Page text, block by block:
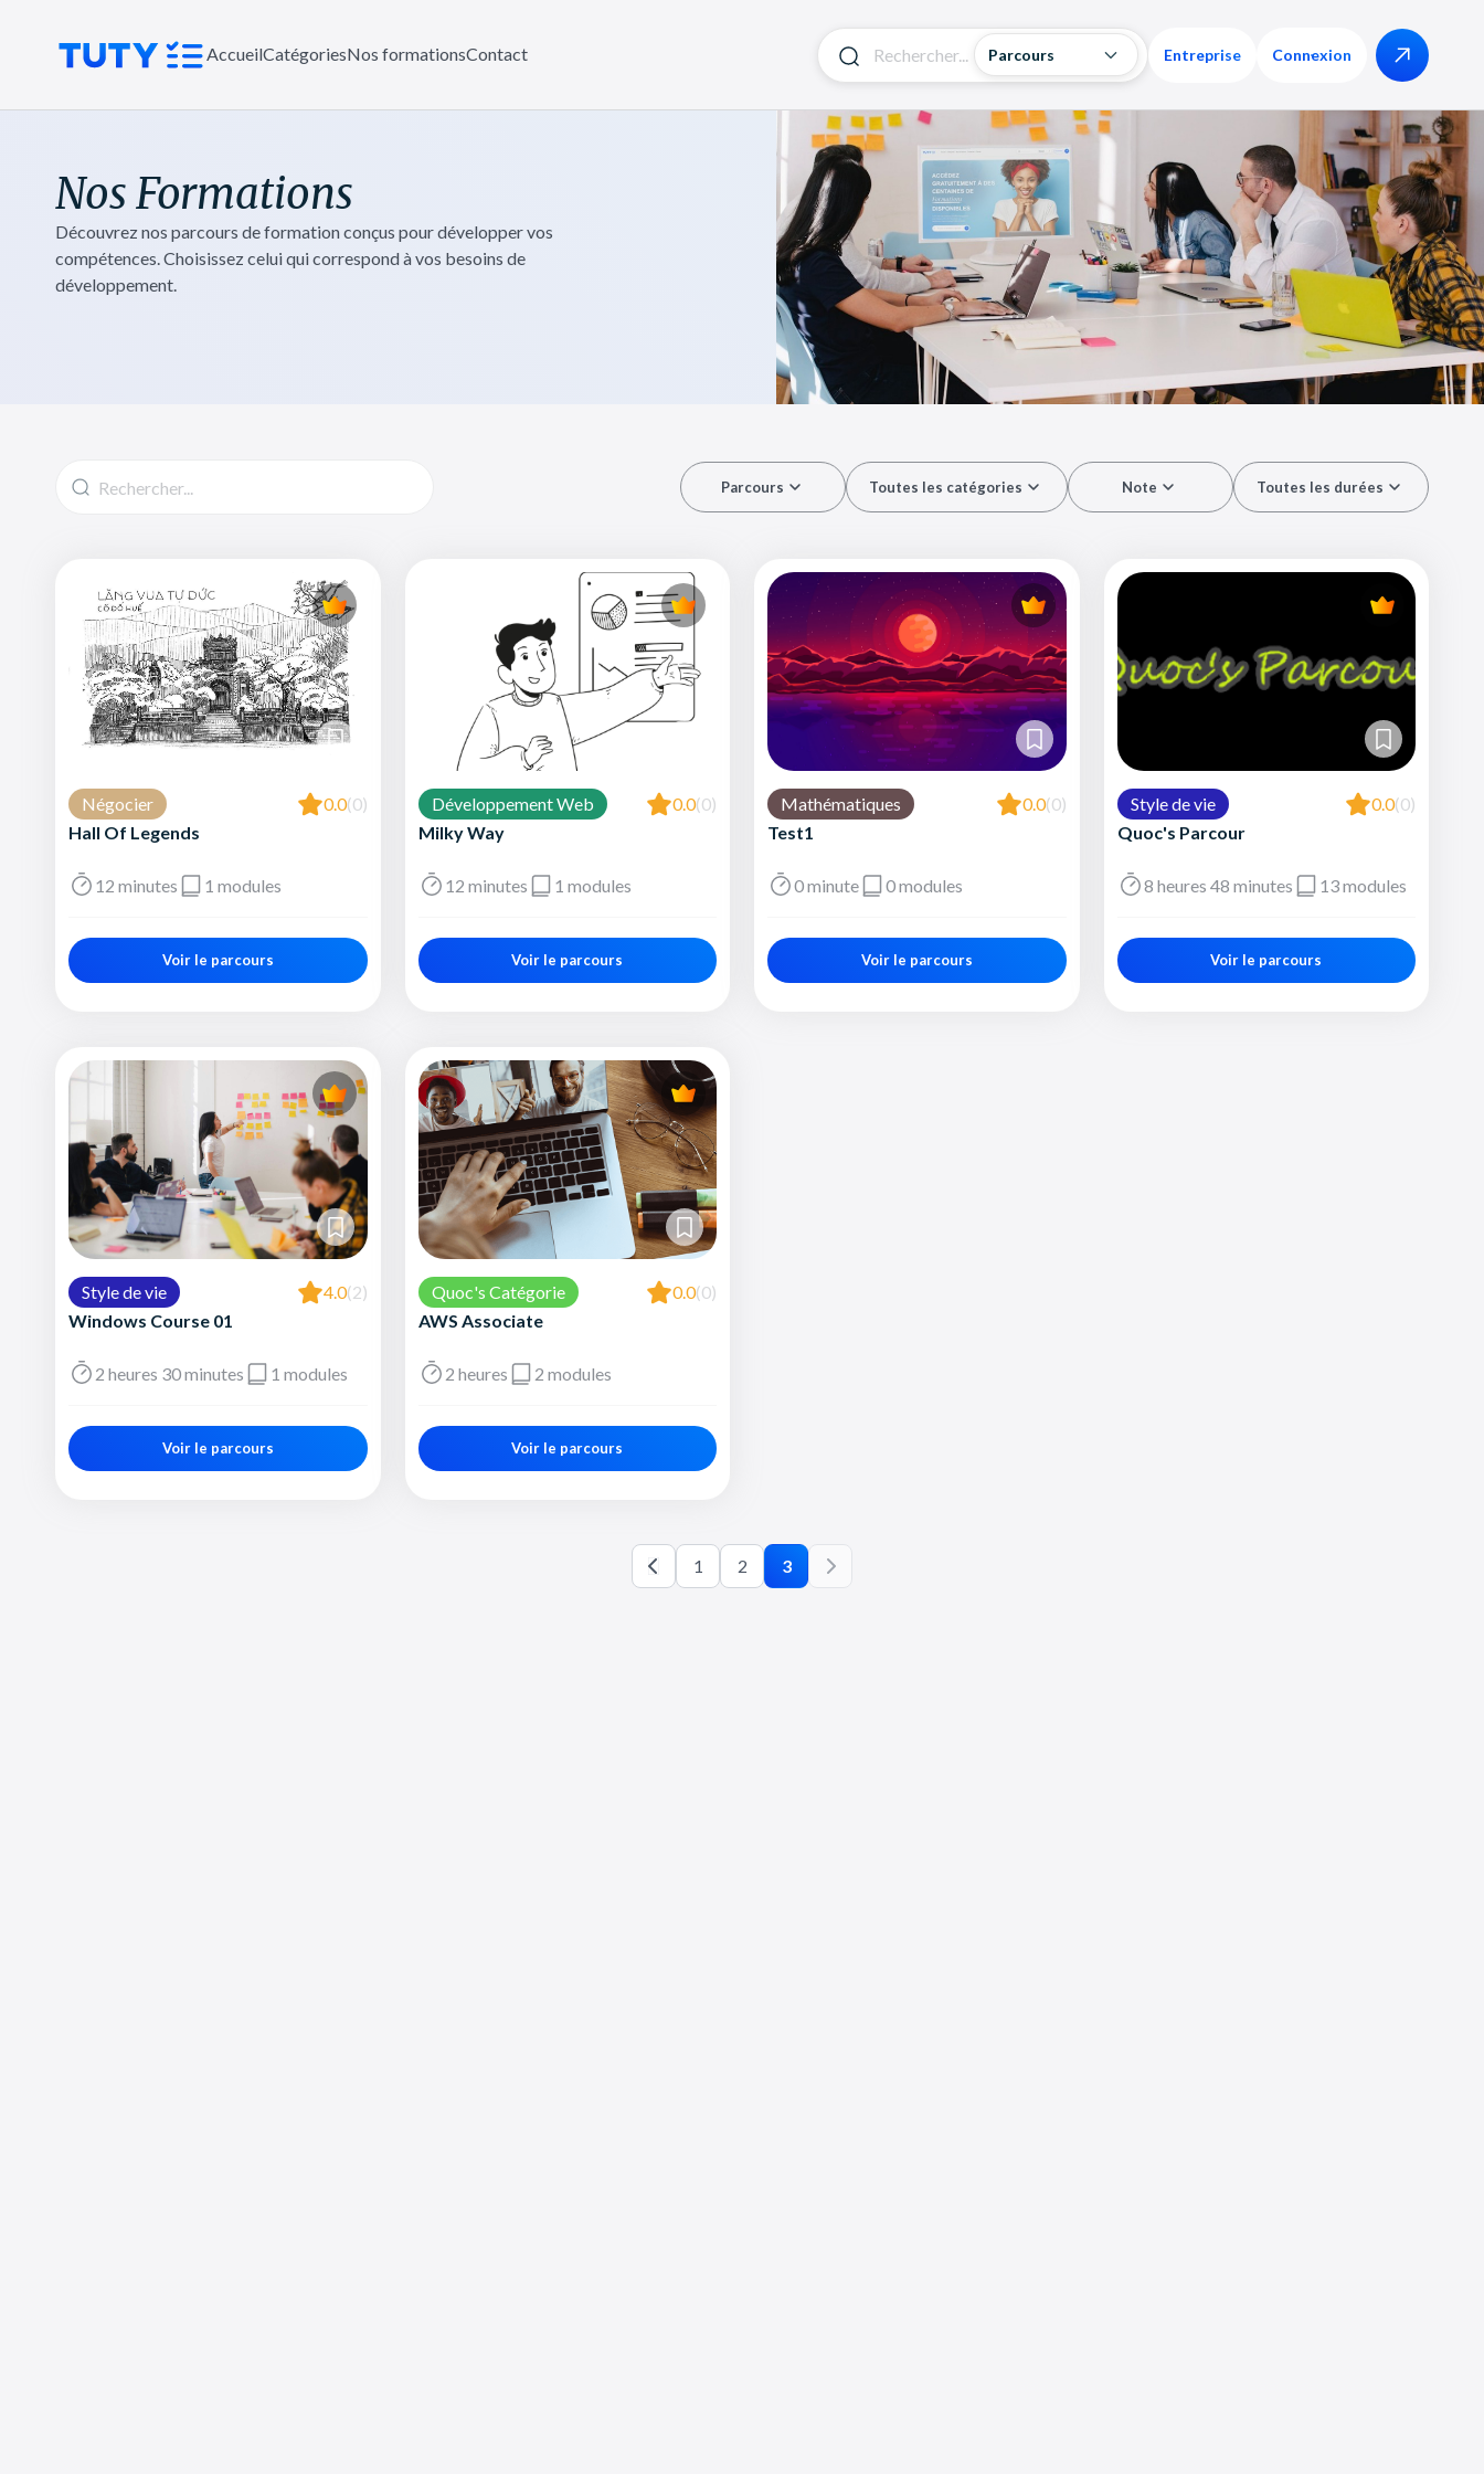
AccueilCatégoriesNos formationsContact Parcours Entreprise Connexion
Nos Formations
Découvrez nos parcours de formation conçus pour développer vos
compétences. Choisissez celui qui correspond à vos besoins de
développement.
Parcours Toutes les catégories Note Toutes les durées
Négocier 0.0(0)
Hall Of Legends
12 minutes 1 modules
Voir le parcours
Développement Web 0.0(0)
Milky Way
12 minutes 1 modules
Voir le parcours
Mathématiques 0.0(0)
Test1
0 minute 0 modules
Voir le parcours
Style de vie 0.0(0)
Quoc's Parcour
8 heures 48 minutes 13 modules
Voir le parcours
Style de vie 4.0(2)
Windows Course 01
2 heures 30 minutes 1 modules
Voir le parcours
Quoc's Catégorie 0.0(0)
AWS Associate
2 heures 2 modules
Voir le parcours
1 2 3